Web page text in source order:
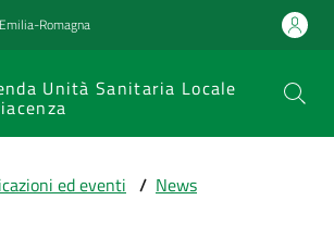
Romagna
Unità Sanitaria Locale
ed eventi / News